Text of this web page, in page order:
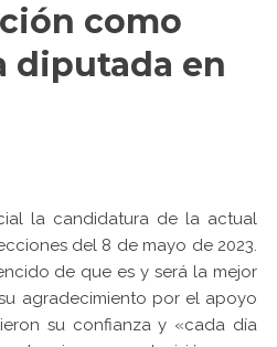
como
diputada en
la candidatura de la actual
del 8 de mayo de 2023.
de que es y será la mejor
agradecimiento por el apoyo
su confianza y «cada día